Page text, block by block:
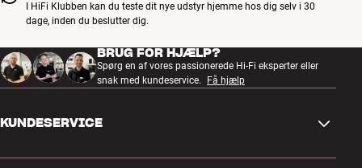
I HiFi Klubben kan du teste dit nye udstyr hjemme hos dig selv i 30
dage, inden du beslutter dig.
BRUG FOR HJÆLP?
Spørg en af vores passionerede Hi-Fi eksperter eller
snak med kundeservice.
Få hjælp
KUNDESERVICE